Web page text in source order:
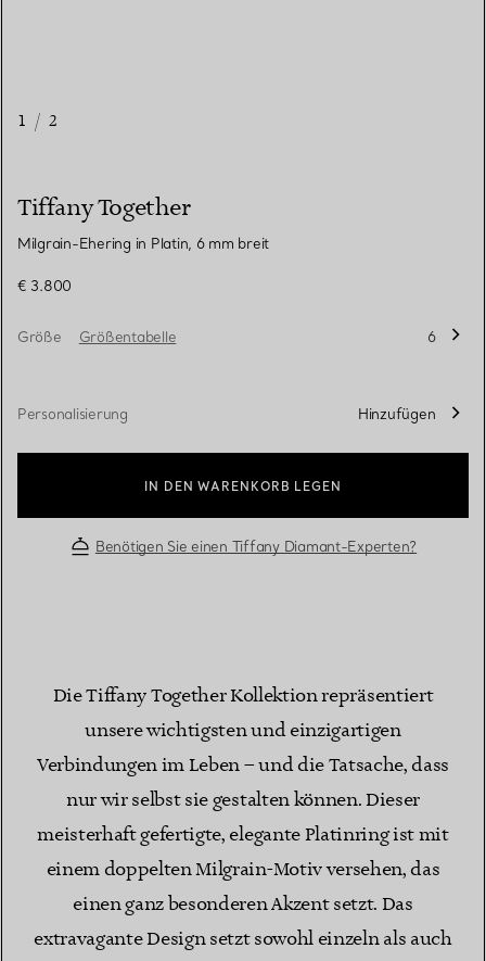
1 / 2
Tiffany Together
Milgrain-Ehering in Platin, 6 mm breit
€ 3.800
Größe Größentabelle 6
Personalisierung Hinzufügen
IN DEN WARENKORB LEGEN
Benötigen Sie einen Tiffany Diamant-Experten?
Die Tiffany Together Kollektion repräsentiert
unsere wichtigsten und einzigartigen
Verbindungen im Leben – und die Tatsache, dass
nur wir selbst sie gestalten können. Dieser
meisterhaft gefertigte, elegante Platinring ist mit
einem doppelten Milgrain-Motiv versehen, das
einen ganz besonderen Akzent setzt. Das
extravagante Design setzt sowohl einzeln als auch